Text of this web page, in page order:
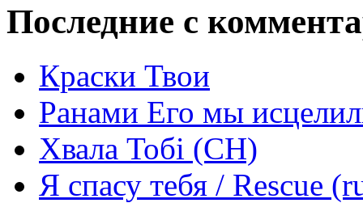
Последние с
Краски Твои
Ранами Его мы
Хвала Тобі (СН)
Я спасу тебя / Rescue